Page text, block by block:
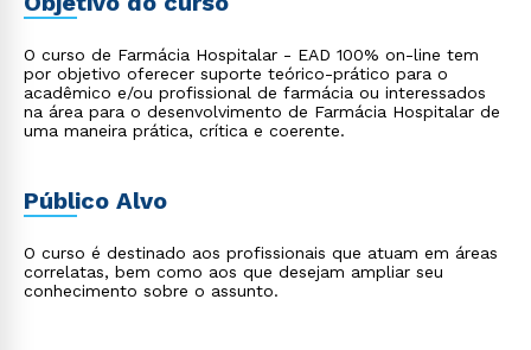
O curso de Farmácia Hospitalar - EAD 100% on-line tem
por objetivo oferecer suporte teórico-prático para o
acadêmico e/ou profissional de farmácia ou interessados
na área para o desenvolvimento de Farmácia Hospitalar de
uma maneira prática, crítica e coerente.
Público Alvo
O curso é destinado aos profissionais que atuam em áreas
correlatas, bem como aos que desejam ampliar seu
conhecimento sobre o assunto.